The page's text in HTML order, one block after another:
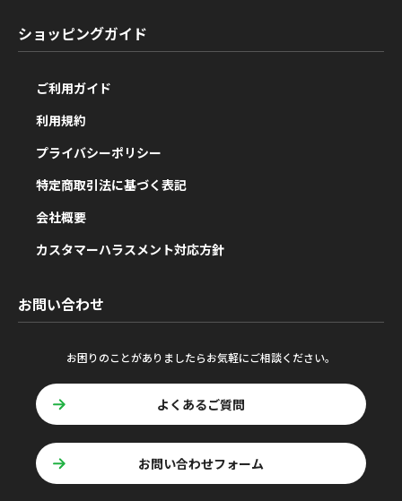
ショッピングガイド
ご利用ガイド
利用規約
プライバシーポリシー
特定商取引法に基づく表記
会社概要
カスタマーハラスメント対応方針
お問い合わせ
お困りのことがありましたらお気軽にご相談ください。
よくあるご質問
お問い合わせフォーム